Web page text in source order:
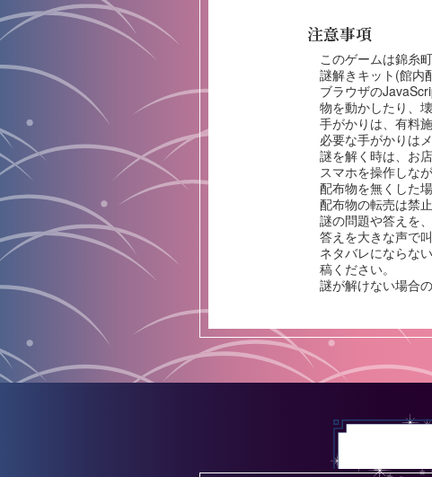
注意事項
このゲームは錦糸
謎解きキット(館内
ブラウザの
物を動かしたり、
手がかりは、有料
必要な手がかりは
謎を解く時は、お
スマホを操作しな
配布物を無くした
配布物の転売は禁止
謎の問題や答えを
答えを大きな声で
ネタバレにならな
稿ください。
謎が解けない場合